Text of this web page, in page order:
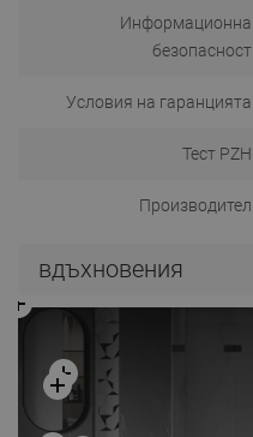
Информационна
безопасност
Условия на гаранцията
Тест PZH
Производител
вдъхновения